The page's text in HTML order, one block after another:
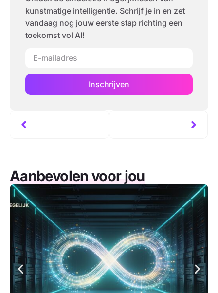
kunstmatige intelligentie. Schrijf je in en zet
vandaag nog jouw eerste stap richting een
toekomst vol AI!
Inschrijven
Aanbevolen voor jou